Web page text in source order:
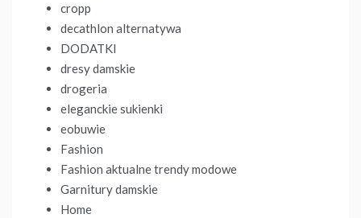
cropp
decathlon alternatywa
DODATKI
dresy damskie
drogeria
eleganckie sukienki
eobuwie
Fashion
Fashion aktualne trendy modowe
Garnitury damskie
Home